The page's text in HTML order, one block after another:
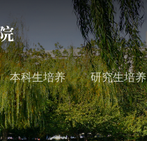
本科生培养 研究生培养